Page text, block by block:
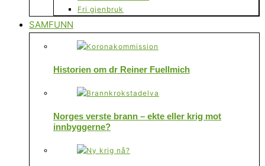
Fri gjenbruk
SAMFUNN
Historien om dr Reiner Fuellmich
Norges verste brann – ekte eller krig mot
innbyggerne?